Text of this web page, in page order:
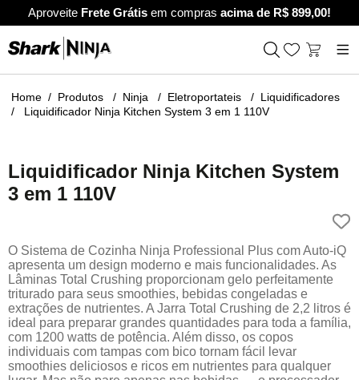
Aproveite Frete Grátis em compras acima de R$ 899,00!
Produtos Ninja Eletroportateis
Liquidificadores
Liquidificador Ninja Kitchen System 3 em 1 110V
Liquidificador Ninja Kitchen System
3 em 1 110V
O Sistema de Cozinha Ninja Professional Plus com Auto-iQ
apresenta um design moderno e mais funcionalidades. As
Lâminas Total Crushing proporcionam gelo perfeitamente
triturado para seus smoothies, bebidas congeladas e
extrações de nutrientes. A Jarra Total Crushing de 2,2 litros é
ideal para preparar grandes quantidades para toda a família,
com 1200 watts de potência. Além disso, os copos
individuais com tampas com bico tornam fácil levar
smoothies deliciosos e ricos em nutrientes para qualquer